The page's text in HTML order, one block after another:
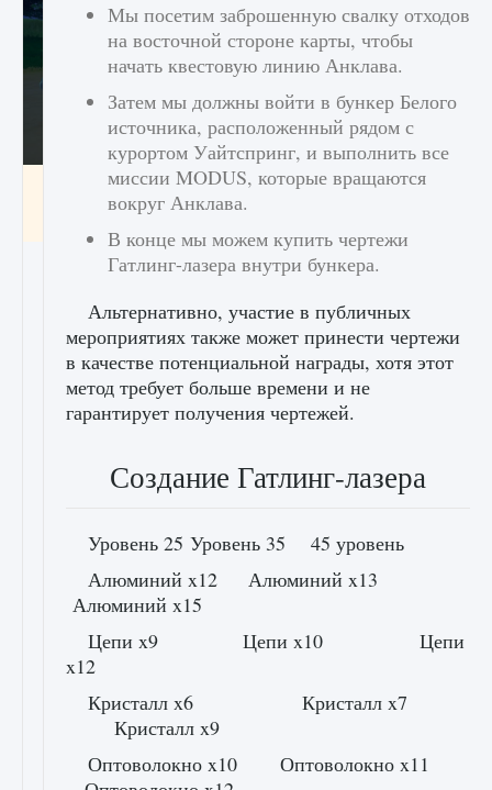
Как включить чат в Fortnite
9 августа 2024
Мы посетим заброшенную свалку отходов
на восточной стороне карты, чтобы
начать квестовую линию Анклава.
Затем мы должны войти в бункер Белого
источника, расположенный рядом с
курортом Уайтспринг, и выполнить все
миссии MODUS, которые вращаются
вокруг Анклава.
В конце мы можем купить чертежи
Гатлинг-лазера внутри бункера.
Альтернативно, участие в публичных
мероприятиях также может принести чертежи
в качестве потенциальной награды, хотя этот
метод требует больше времени и не
гарантирует получения чертежей.
Создание Гатлинг-лазера
Уровень 25 Уровень 35 45 уровень
Алюминий x12 Алюминий x13
Алюминий x15
Цепи x9 Цепи x10 Цепи
x12
Кристалл x6 Кристалл x7
Кристалл x9
Оптоволокно x10 Оптоволокно x11